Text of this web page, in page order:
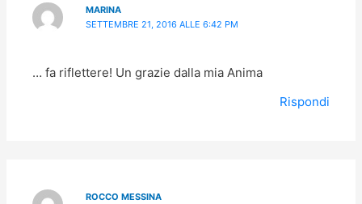
MARINA
SETTEMBRE 21, 2016 ALLE 6:42 PM
… fa riflettere! Un grazie dalla mia Anima
Rispondi
ROCCO MESSINA